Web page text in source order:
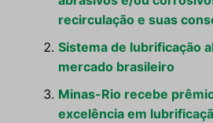
recirculação e suas
Sistema de lubrificação
mercado brasileiro
Minas-Rio recebe
excelência em